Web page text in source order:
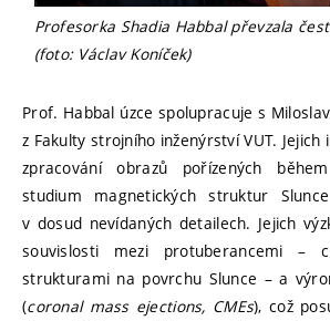
Profesorka Shadia Habbal převzala
(foto: Václav Koníček)
Prof. Habbal úzce spolupracuje s
z Fakulty strojního inženýrství VUT.
zpracování obrazů pořízených
studium magnetických struktur
v dosud nevídaných detailech. Jejich
souvislosti mezi protuberancemi –
strukturami na povrchu Slunce – a
(coronal mass ejections, CMEs), což